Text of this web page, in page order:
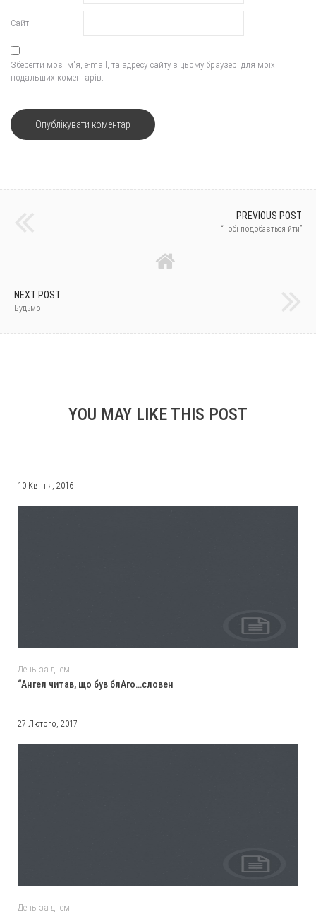
Сайт
Зберегти моє ім'я, e-mail, та адресу сайту в цьому браузері для моїх
подальших коментарів.
PREVIOUS POST
“Тобі подобається йти”
NEXT POST
Будьмо!
YOU MAY LIKE THIS POST
10 Квітня, 2016
День за днем
“Ангел читав, що був блАго…словен
27 Лютого, 2017
День за днем